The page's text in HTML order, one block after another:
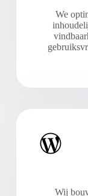
We
Wij